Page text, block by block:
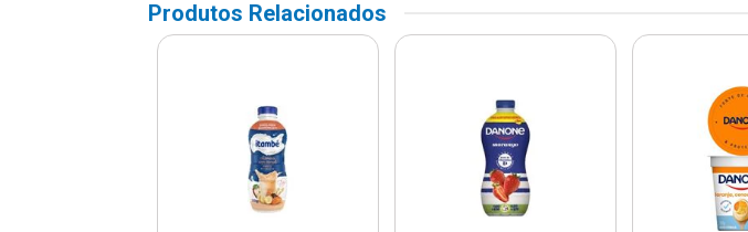
Produtos Relacionados